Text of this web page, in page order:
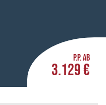
P.P. AB
3.129 €